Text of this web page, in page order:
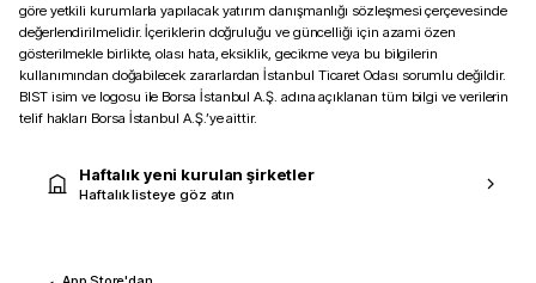
göre yetkili kurumlarla yapılacak yatırım danışmanlığı sözleşmesi çerçevesinde
değerlendirilmelidir. İçeriklerin doğruluğu ve güncelliği için azami özen
gösterilmekle birlikte, olası hata, eksiklik, gecikme veya bu bilgilerin
kullanımından doğabilecek zararlardan İstanbul Ticaret Odası sorumlu değildir.
BIST isim ve logosu ile Borsa İstanbul A.Ş. adına açıklanan tüm bilgi ve verilerin
telif hakları Borsa İstanbul A.Ş.’ye aittir.
Haftalık yeni kurulan şirketler
Haftalık listeye göz atın